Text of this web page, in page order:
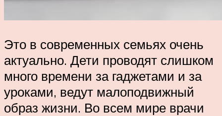
Это в современных семьях очень
актуально. Дети проводят слишком
много времени за гаджетами и за
уроками, ведут малоподвижный
образ жизни. Во всем мире врачи